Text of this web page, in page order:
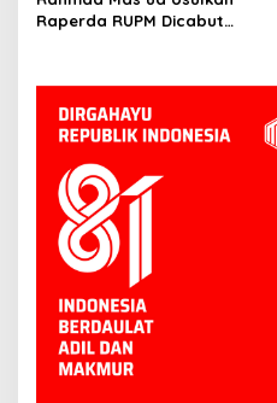
Raperda RUPM Dicabut